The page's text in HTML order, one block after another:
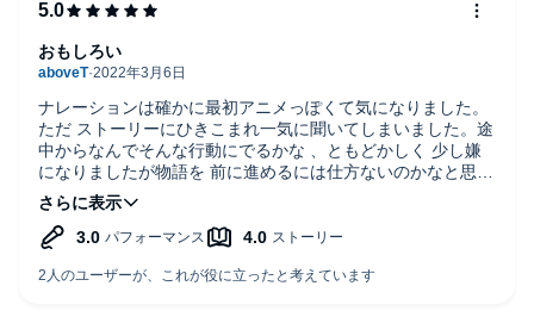
ナレーションは確かに最初アニメっぽくて気になりました。
ただ ストーリーにひきこまれ一気に聞いてしまいました。途
中からなんでそんな行動にでるかな 、ともどかしく 少し嫌
になりましたが物語を 前に進めるには仕方ないのかなと思っ
たり。
ほとんど少女視点で描かれるので少年サイドの描写は少なく
残念でしたが おおむね ハッピーエンドといえるのではない
話です。
おもしろい